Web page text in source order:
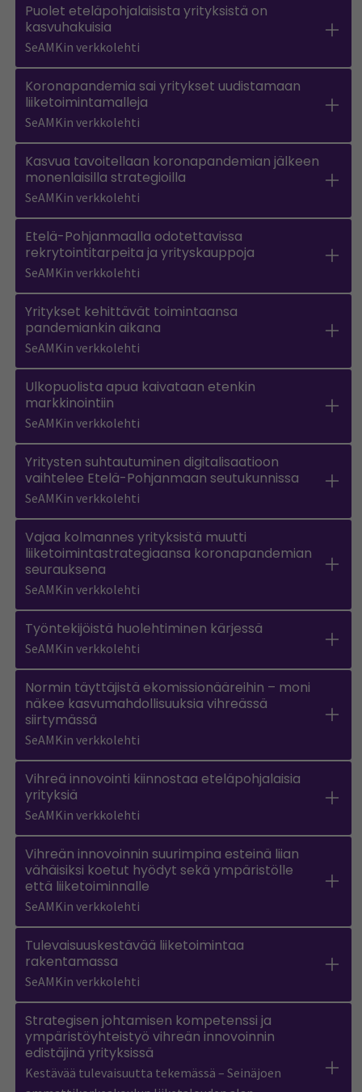
Puolet eteläpohjalaisista yrityksistä on
kasvuhakuisia
SeAMKin verkkolehti
Koronapandemia sai yritykset uudistamaan
liiketoimintamalleja
SeAMKin verkkolehti
Kasvua tavoitellaan koronapandemian jälkeen
monenlaisilla strategioilla
SeAMKin verkkolehti
Etelä-Pohjanmaalla odotettavissa
rekrytointitarpeita ja yrityskauppoja
SeAMKin verkkolehti
Yritykset kehittävät toimintaansa
pandemiankin aikana
SeAMKin verkkolehti
Ulkopuolista apua kaivataan etenkin
markkinointiin
SeAMKin verkkolehti
Yritysten suhtautuminen digitalisaatioon
vaihtelee Etelä-Pohjanmaan seutukunnissa
SeAMKin verkkolehti
Vajaa kolmannes yrityksistä muutti
liiketoimintastrategiaansa koronapandemian
seurauksena
SeAMKin verkkolehti
Työntekijöistä huolehtiminen kärjessä
SeAMKin verkkolehti
Normin täyttäjistä ekomissionääreihin – moni
näkee kasvumahdollisuuksia vihreässä
siirtymässä
SeAMKin verkkolehti
Vihreä innovointi kiinnostaa eteläpohjalaisia
yrityksiä
SeAMKin verkkolehti
Vihreän innovoinnin suurimpina esteinä liian
vähäisiksi koetut hyödyt sekä ympäristölle
että liiketoiminnalle
SeAMKin verkkolehti
Tulevaisuuskestävää liiketoimintaa
rakentamassa
SeAMKin verkkolehti
Strategisen johtamisen kompetenssi ja
ympäristöyhteistyö vihreän innovoinnin
edistäjinä yrityksissä
Kestävää tulevaisuutta tekemässä – Seinäjoen